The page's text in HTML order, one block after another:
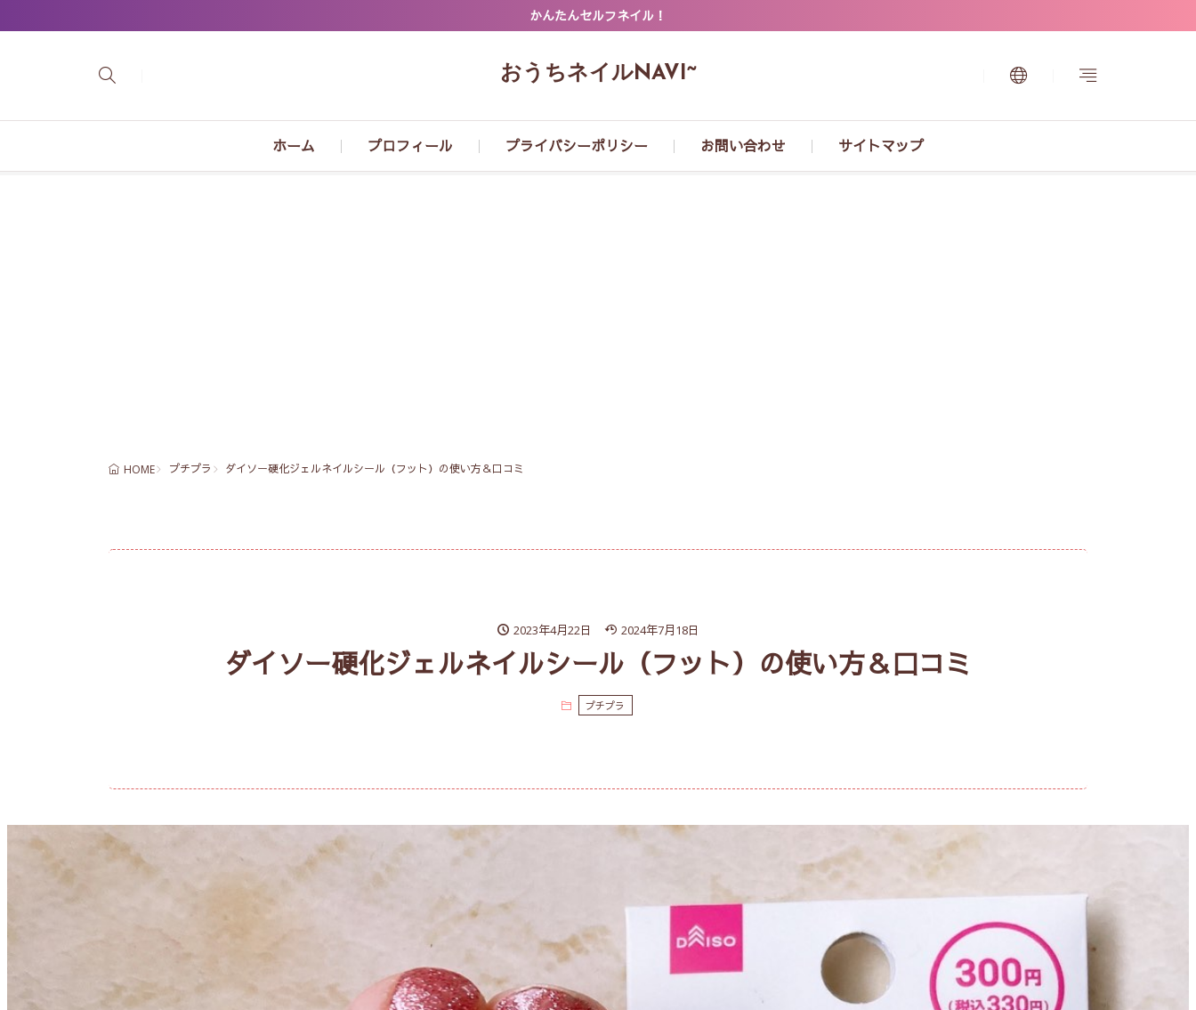
かんたんセルフネイル！
おうちネイルNAVI~
ホーム プロフィール プライバシーポリシー お問い合わせ サイトマップ
HOME プチプラ ダイソー硬化ジェルネイルシール（フット）の使い方＆口コミ
2023年4月22日 2024年7月18日
ダイソー硬化ジェルネイルシール（フット）の使い方＆口コミ
プチプラ